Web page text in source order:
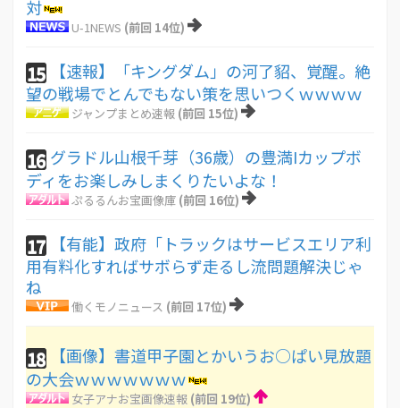
対
U-1NEWS (前回 14位)
15
【速報】「キングダム」の河了貂、覚醒。絶
望の戦場でとんでもない策を思いつくｗｗｗｗ
ジャンプまとめ速報 (前回 15位)
16 グラドル山根千芽（36歳）の豊満Iカップボ
ディをお楽しみしまくりたいよな！
ぷるるんお宝画像庫 (前回 16位)
17
【有能】政府「トラックはサービスエリア利
用有料化すればサボらず走るし流問題解決じゃ
ね
働くモノニュース (前回 17位)
18
【画像】書道甲子園とかいうお○ぱい見放題
の大会ｗｗｗｗｗｗｗ
女子アナお宝画像速報 (前回 19位)